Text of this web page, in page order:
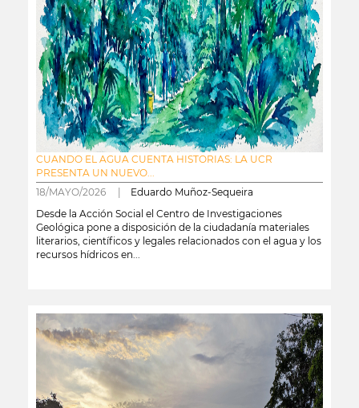
CUANDO EL AGUA CUENTA HISTORIAS: LA UCR
PRESENTA UN NUEVO...
18/MAYO/2026 | Eduardo Muñoz-Sequeira
Desde la Acción Social el Centro de Investigaciones
Geológica pone a disposición de la ciudadanía materiales
literarios, científicos y legales relacionados con el agua y los
recursos hídricos en...